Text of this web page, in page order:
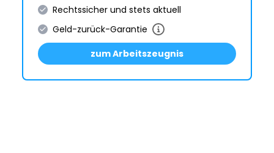
Rechtssicher und stets aktuell
Geld-zurück-Garantie
zum Arbeitszeugnis